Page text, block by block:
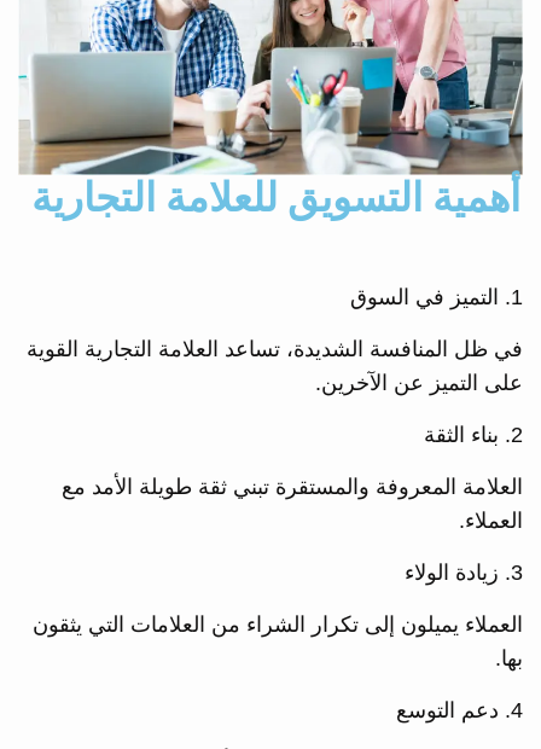
أهمية التسويق للعلامة التجارية
1. التميز في السوق
في ظل المنافسة الشديدة، تساعد العلامة التجارية القوية
على التميز عن الآخرين.
2. بناء الثقة
العلامة المعروفة والمستقرة تبني ثقة طويلة الأمد مع
العملاء.
3. زيادة الولاء
العملاء يميلون إلى تكرار الشراء من العلامات التي يثقون
بها.
4. دعم التوسع